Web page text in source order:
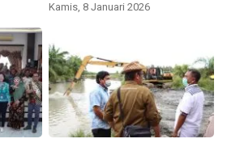
perkuat ekosistem UMKM
Kamis, 8 Januari 2026